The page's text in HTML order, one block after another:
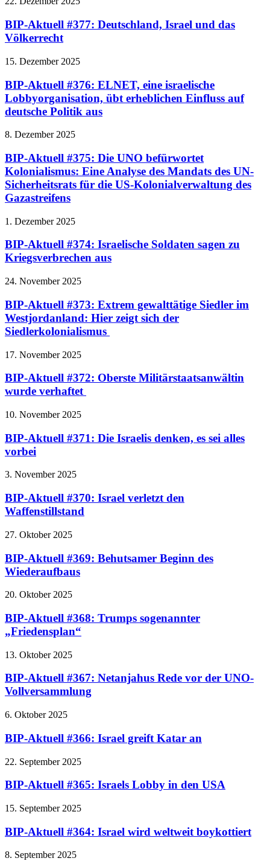
BIP-Aktuell #377: Deutschland, Israel und das
Völkerrecht
15. Dezember 2025
BIP-Aktuell #376: ELNET, eine israelische
Lobbyorganisation, übt erheblichen Einfluss auf
deutsche Politik aus
8. Dezember 2025
BIP-Aktuell #375: Die UNO befürwortet
Kolonialismus: Eine Analyse des Mandats des UN-
Sicherheitsrats für die US-Kolonialverwaltung des
Gazastreifens
1. Dezember 2025
BIP-Aktuell #374: Israelische Soldaten sagen zu
Kriegsverbrechen aus
24. November 2025
BIP-Aktuell #373: Extrem gewalttätige Siedler im
Westjordanland: Hier zeigt sich der
Siedlerkolonialismus
17. November 2025
BIP-Aktuell #372: Oberste Militärstaatsanwältin
wurde verhaftet
10. November 2025
BIP-Aktuell #371: Die Israelis denken, es sei alles
vorbei
3. November 2025
BIP-Aktuell #370: Israel verletzt den
Waffenstillstand
27. Oktober 2025
BIP-Aktuell #369: Behutsamer Beginn des
Wiederaufbaus
20. Oktober 2025
BIP-Aktuell #368: Trumps sogenannter
„Friedensplan“
13. Oktober 2025
BIP-Aktuell #367: Netanjahus Rede vor der UNO-
Vollversammlung
6. Oktober 2025
BIP-Aktuell #366: Israel greift Katar an
22. September 2025
BIP-Aktuell #365: Israels Lobby in den USA
15. September 2025
BIP-Aktuell #364: Israel wird weltweit boykottiert
8. September 2025